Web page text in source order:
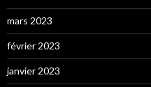
mars 2023
février 2023
janvier 2023